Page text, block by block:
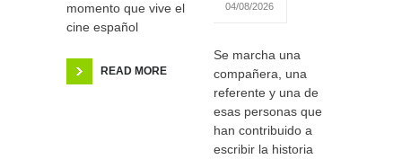
momento que vive el
cine español
READ MORE
04/08/2026
Se marcha una
compañera, una
referente y una de
esas personas que
han contribuido a
escribir la historia